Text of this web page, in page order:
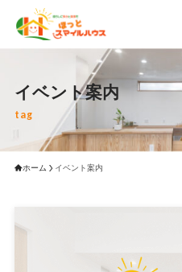
イベント案内
tag
ホーム イベント案内